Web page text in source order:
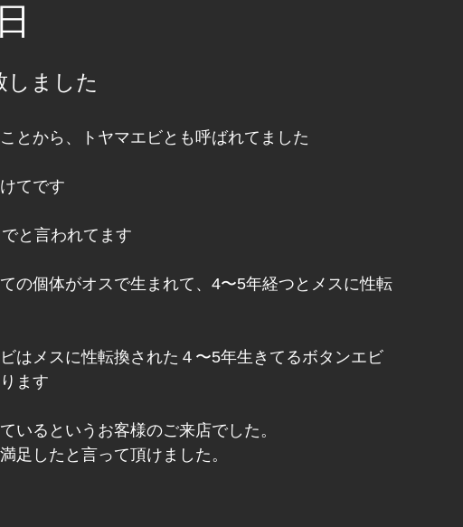
しました
とから、トヤマエビとも呼ばれてました
てです
と言われてます
の個体がオスで生まれて、4〜5年経つとメスに性転
はメスに性転換された４〜5年生きてるボタンエビ
ます
いるというお客様のご来店でした。
足したと言って頂けました。